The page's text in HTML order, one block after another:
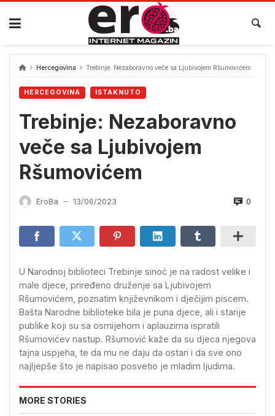
Skip
content
Hercegovina Trebinje: Nezaboravno veče sa Ljubivojem Ršumovićem
HERCEGOVINA ISTAKNUTO
Trebinje: Nezaboravno
veče sa Ljubivojem
Ršumovićem
EroBa — 13/06/2023 0
U Narodnoj biblioteci Trebinje sinoć je na radost velike i
male djece, priređeno druženje sa Ljubivojem
Ršumovićem, poznatim književnikom i dječijim piscem.
Bašta Narodne biblioteke bila je puna djece, ali i starije
publike koji su sa osmijehom i aplauzima ispratili
Ršumovićev nastup. Ršumović kaže da su djeca njegova
tajna uspjeha, te da mu ne daju da ostari i da sve ono
najljepše što je napisao posvetio je mladim ljudima.
MORE STORIES